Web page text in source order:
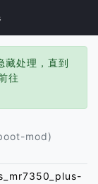
藏处理，直到
往
mod)